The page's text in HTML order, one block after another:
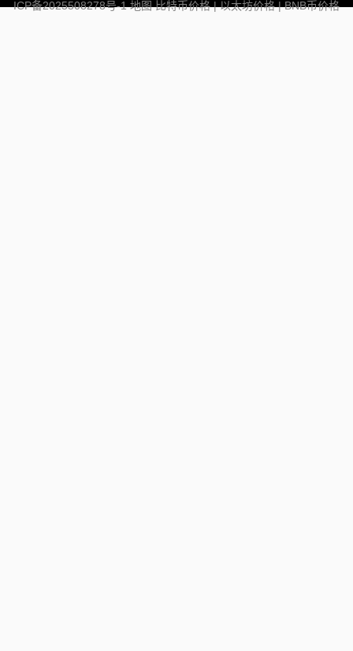
ICP备2025508278号-1 地图 比特币价格|以太坊价格|BNB币价格